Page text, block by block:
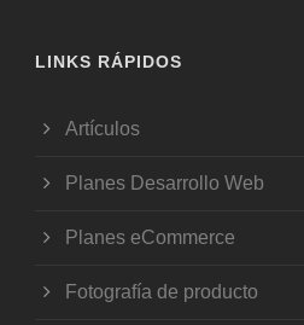
LINKS RÁPIDOS
Artículos
Planes Desarrollo Web
Planes eCommerce
Fotografía de producto